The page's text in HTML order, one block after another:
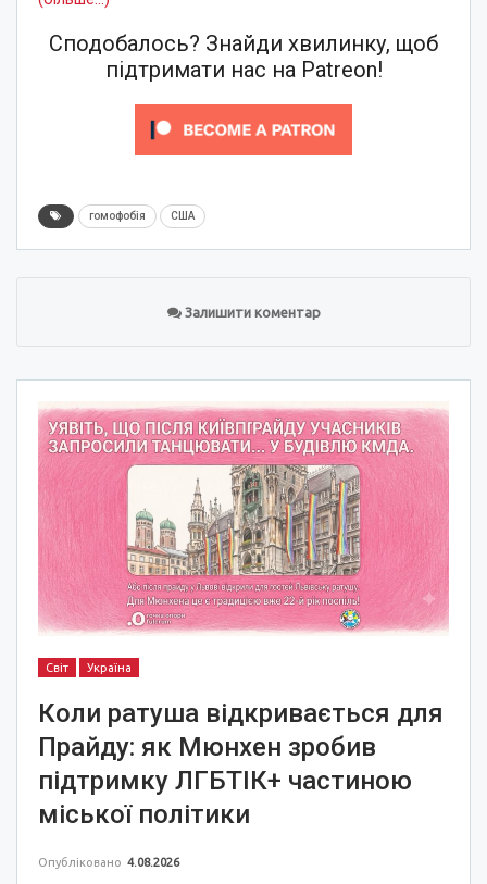
Сподобалось? Знайди хвилинку, щоб
підтримати нас на Patreon!
гомофобія США
Залишити коментар
Світ Україна
Коли ратуша відкривається для
Прайду: як Мюнхен зробив
підтримку ЛГБТІК+ частиною
міської політики
Опубліковано 4.08.2026